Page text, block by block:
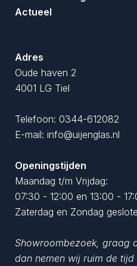
Actueel
Adres
Oude haven 2
4001 LG Tiel
Telefoon: 0344-612082
E-mail: info@uijenglas.nl
Openingstijden
Maandag t/m Vrijdag:
07:30 - 12:00 en 13:00 -
Zaterdag en Zondag
Showroombezoek, graag
dan nemen wij ruim de tijd